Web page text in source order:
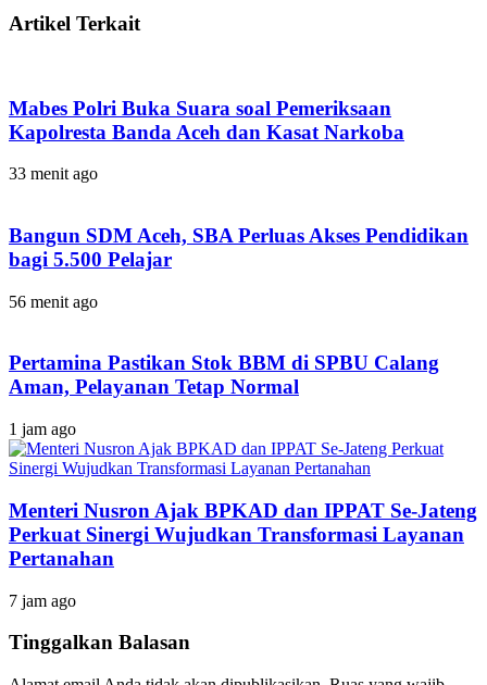
Artikel Terkait
Mabes Polri Buka Suara soal Pemeriksaan
Kapolresta Banda Aceh dan Kasat Narkoba
33 menit ago
Bangun SDM Aceh, SBA Perluas Akses Pendidikan
bagi 5.500 Pelajar
56 menit ago
Pertamina Pastikan Stok BBM di SPBU Calang
Aman, Pelayanan Tetap Normal
1 jam ago
Menteri Nusron Ajak BPKAD dan IPPAT Se-Jateng
Perkuat Sinergi Wujudkan Transformasi Layanan
Pertanahan
7 jam ago
Tinggalkan Balasan